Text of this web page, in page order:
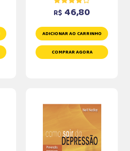
R$ 46,80
ADICIONAR AO CARRINHO
COMPRAR AGORA